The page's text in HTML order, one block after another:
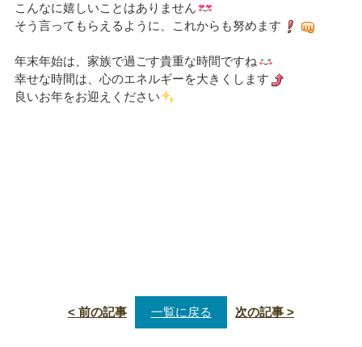
こんなに嬉しいことはありません
そう言ってもらえるように、これからも努めます
年末年始は、家族で過ごす貴重な時間ですね
幸せな時間は、心のエネルギーを大きくします
良いお年をお迎えください
< 前の記事 一覧に戻る 次の記事 >